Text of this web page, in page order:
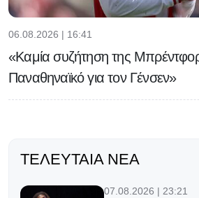
06.08.2026 | 16:41
«Καμία συζήτηση της
Παναθηναϊκό για τον Γένσεν»
ΤΕΛΕΥΤΑΊΑ ΝΈΑ
07.08.2026 | 23:21